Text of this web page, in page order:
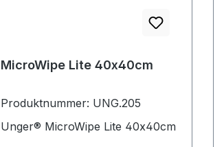
MicroWipe Lite 40x40cm
Produktnummer: UNG.205
Unger® MicroWipe Lite 40x40cm